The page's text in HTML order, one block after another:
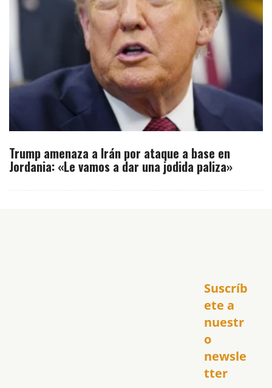
Trump amenaza a Irán por ataque a base en
Jordania: «Le vamos a dar una jodida paliza»
Suscríb
ete a
nuestr
o
newsle
tter